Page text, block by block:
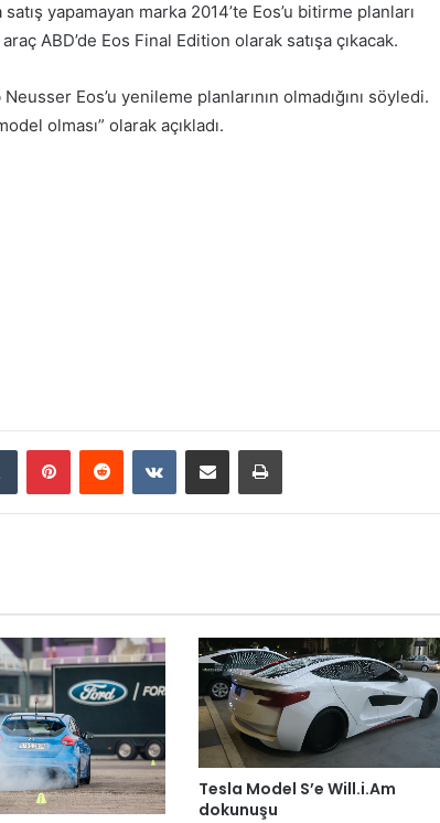
yapamayan marka 2014’te Eos’u bitirme planları
ABD’de Eos Final Edition olarak satışa çıkacak.
Eos’u yenileme planlarının olmadığını söyledi.
olması” olarak açıkladı.
Tesla Model S’e Will.i.Am
dokunuşu